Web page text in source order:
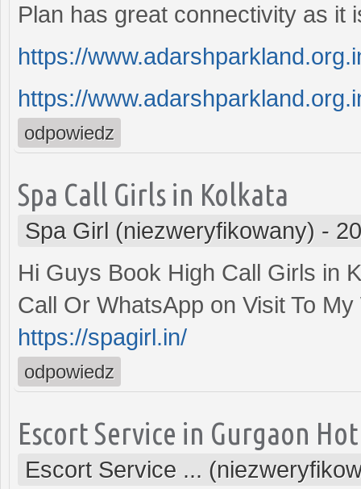
Plan has great connectivity as it
https://
https://
odpowiedz
Spa Call Girls in Kolkata
Spa Girl (niezweryfikowany) -
Hi Guys Book High Call Girls in
Call Or WhatsApp on Visit To My
https://spagirl.in/
odpowiedz
Escort Service in Gurgaon
Escort Service ...